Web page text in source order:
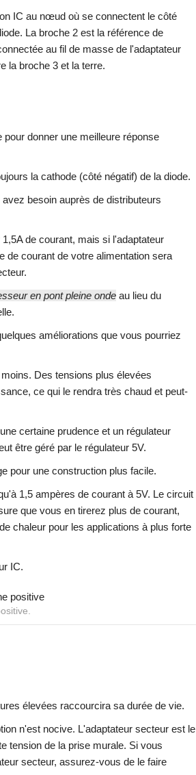
IC au nœud où se connectent le côté
La broche 2 est la référence de
au fil de masse de l'adaptateur
la broche 3 et la terre.
donner une meilleure réponse
la cathode (côté négatif) de la diode.
besoin auprès de distributeurs
de courant, mais si l'adaptateur
de courant de votre alimentation sera
en pont pleine onde au lieu du
améliorations que vous pourriez
Des tensions plus élevées
ce qui le rendra très chaud et peut-
certaine prudence et un régulateur
être géré par le régulateur 5V.
pour une construction plus facile.
1,5 ampères de courant à 5V. Le circuit
que vous en tirerez plus de courant,
chaleur pour les applications à plus forte
IC.
élevées raccourcira sa durée de vie.
n'est nocive. L'adaptateur secteur est le
tension de la prise murale. Si vous
secteur, assurez-vous de le faire